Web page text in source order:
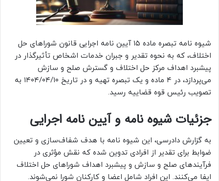
شیوه نامه تبصره ماده ۱۵ آیین نامه اجرایی قانون شوراهای حل
اختلاف، که به نحوه تقدیر و جبران خدمات اشخاص تأثیرگذار در
پیشبرد اهداف مرکز حل اختلاف و گسترش صلح و سازش
می‌پردازد، در ۴ ماده و یک تبصره تهیه و در تاریخ ۱۴۰۴/۰۴/۱۰ به
تصویب رئیس قوه قضاییه رسید.
جزئیات شیوه نامه و آیین نامه اجرایی
به گزارش دادرسی، این شیوه نامه با هدف شفاف‌سازی و تعیین
ضوابط برای تقدیر از افرادی تدوین شده که نقش مؤثری در
فرآیندهای صلح و سازش و پیشبرد اهداف شوراهای حل اختلاف
ایفا می‌کنند. این افراد شامل اعضا و کارکنان شورا نمی‌شوند.